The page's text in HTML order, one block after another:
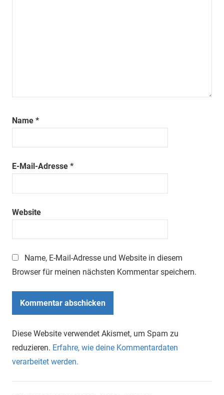
Name *
E-Mail-Adresse *
Website
Name, E-Mail-Adresse und Website in diesem
Browser für meinen nächsten Kommentar speichern.
Diese Website verwendet Akismet, um Spam zu
reduzieren. Erfahre, wie deine Kommentardaten
verarbeitet werden.